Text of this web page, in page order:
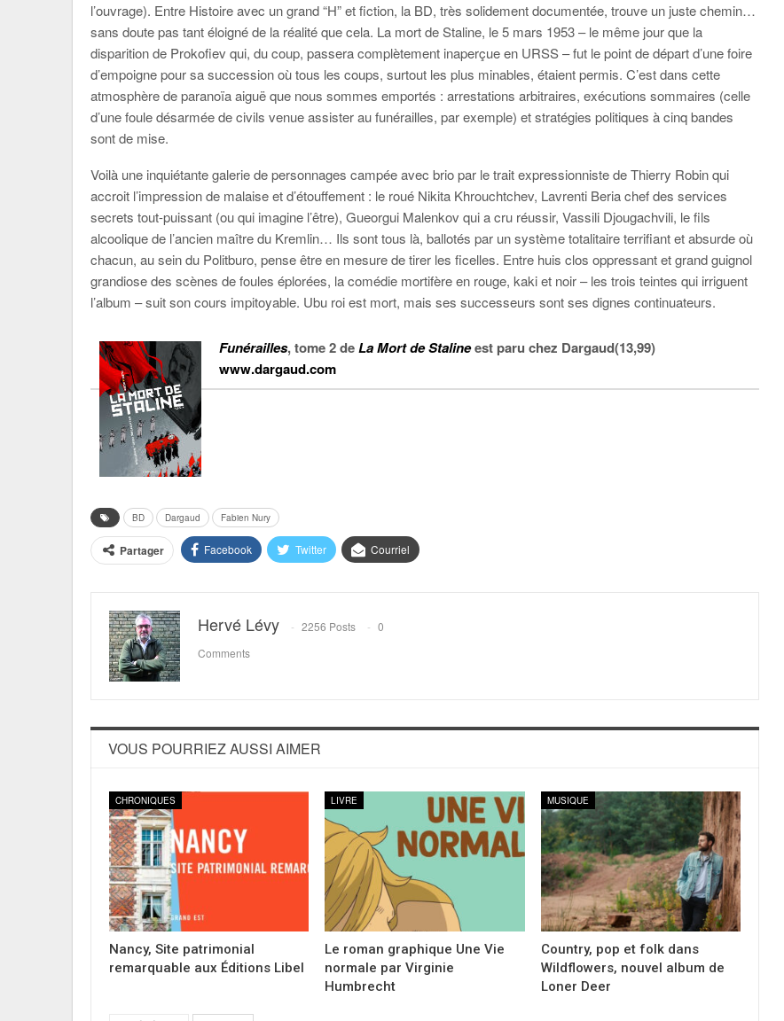
l’ouvrage). Entre Histoire avec un grand “H” et fiction, la BD, très solidement documentée, trouve un juste chemin…
sans doute pas tant éloigné de la réalité que cela. La mort de Staline, le 5 mars 1953 – le même jour que la
disparition de Prokofiev qui, du coup, passera complètement inaperçue en URSS – fut le point de départ d’une foire
d’empoigne pour sa succession où tous les coups, surtout les plus minables, étaient permis. C’est dans cette
atmosphère de paranoïa aiguë que nous sommes emportés : arrestations arbitraires, exécutions sommaires (celle
d’une foule désarmée de civils venue assister au funérailles, par exemple) et stratégies politiques à cinq bandes
sont de mise.
Voilà une inquiétante galerie de personnages campée avec brio par le trait expressionniste de Thierry Robin qui
accroit l’impression de malaise et d’étouffement : le roué Nikita Khrouchtchev, Lavrenti Beria chef des services
secrets tout-puissant (ou qui imagine l’être), Gueorgui Malenkov qui a cru réussir, Vassili Djougachvili, le fils
alcoolique de l’ancien maître du Kremlin… Ils sont tous là, ballotés par un système totalitaire terrifiant et absurde où
chacun, au sein du Politburo, pense être en mesure de tirer les ficelles. Entre huis clos oppressant et grand guignol
grandiose des scènes de foules éplorées, la comédie mortifère en rouge, kaki et noir – les trois teintes qui irriguent
l’album – suit son cours impitoyable. Ubu roi est mort, mais ses successeurs sont ses dignes continuateurs.
Funérailles, tome 2 deLa Mort de Stalineest paru chez Dargaud(13,99)
www.dargaud.com
BD Dargaud Fabien Nury
Partager Facebook Twitter Courriel
Hervé Lévy 2256 Posts
0
Comments
VOUS POURRIEZ AUSSI AIMER
CHRONIQUES
Nancy, Site patrimonial
remarquable aux Éditions Libel
LIVRE
Le roman graphique Une Vie
normale par Virginie
Humbrecht
MUSIQUE
Country, pop et folk dans
Wildflowers, nouvel album de
Loner Deer